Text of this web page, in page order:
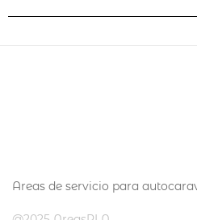
Areas de servicio para